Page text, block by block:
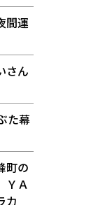
間運
さん
た幕
町の
Ａ
カ